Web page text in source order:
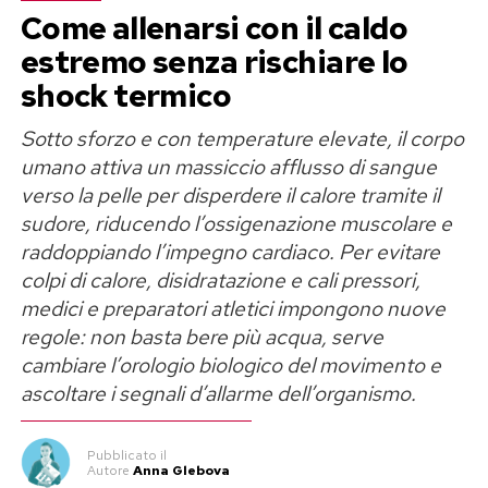
Parole che Georgina ha voluto condividere
pubblicamente, ringraziando il compagno anche
per i valori che trasmette ai figli «come padre e
come uomo».
«Chi decide quale sia il corpo
giusto?»
Nella parte finale del messaggio, Georgina
Rodriguez allarga il discorso oltre la propria
esperienza personale e pone alcune domande
che riguardano il modo in cui vengono giudicate
le donne sui social.
«Dove si trova lo standard? Chi decide quale sia
preferenza diversa rispetto a quella poi
maturata ai vertici federali.
La stoccata su Mancini e Conte
Il riferimento è alla successione sulla panchina
azzurra. Cairo osserva cheAntonio Conte
rappresentava il nome indicato dai club di Serie
A, mentreRoberto Mancinisarebbe stata una
scelta sostenuta daGiovanni Malagò.
Una frase che molti hanno interpretato come
una frecciata all’ex presidente del CONI,
riaprendo indirettamente il dibattito sulle
decisioni che hanno segnato gli ultimi anni della
Nazionale. È una valutazione politica del calcio
Come allenarsi con il caldo
estremo senza rischiare lo
shock termico
Sotto sforzo e con temperature elevate, il corpo
umano attiva un massiccio afflusso di sangue
verso la pelle per disperdere il calore tramite il
sudore, riducendo l’ossigenazione muscolare e
raddoppiando l’impegno cardiaco. Per evitare
colpi di calore, disidratazione e cali pressori,
medici e preparatori atletici impongono nuove
regole: non basta bere più acqua, serve
cambiare l’orologio biologico del movimento e
ascoltare i segnali d’allarme dell’organismo.
Pubblicato il
Autore Anna Glebova